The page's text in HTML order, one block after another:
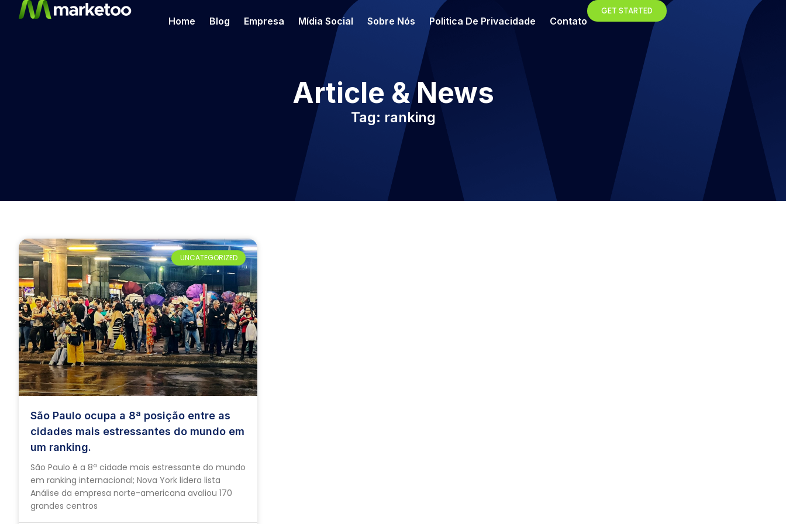
Home Blog Empresa Mídia Social Sobre Nós Politica De Privacidade Contato
GET STARTED
Article & News
Tag: ranking
UNCATEGORIZED
São Paulo ocupa a 8ª posição entre as
cidades mais estressantes do mundo em
um ranking.
São Paulo é a 8ª cidade mais estressante do mundo
em ranking internacional; Nova York lidera lista
Análise da empresa norte-americana avaliou 170
grandes centros